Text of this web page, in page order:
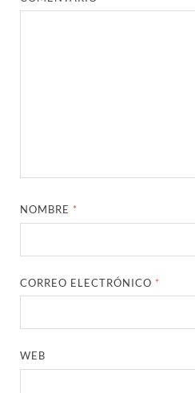
NOMBRE *
CORREO ELECTRÓNICO *
WEB